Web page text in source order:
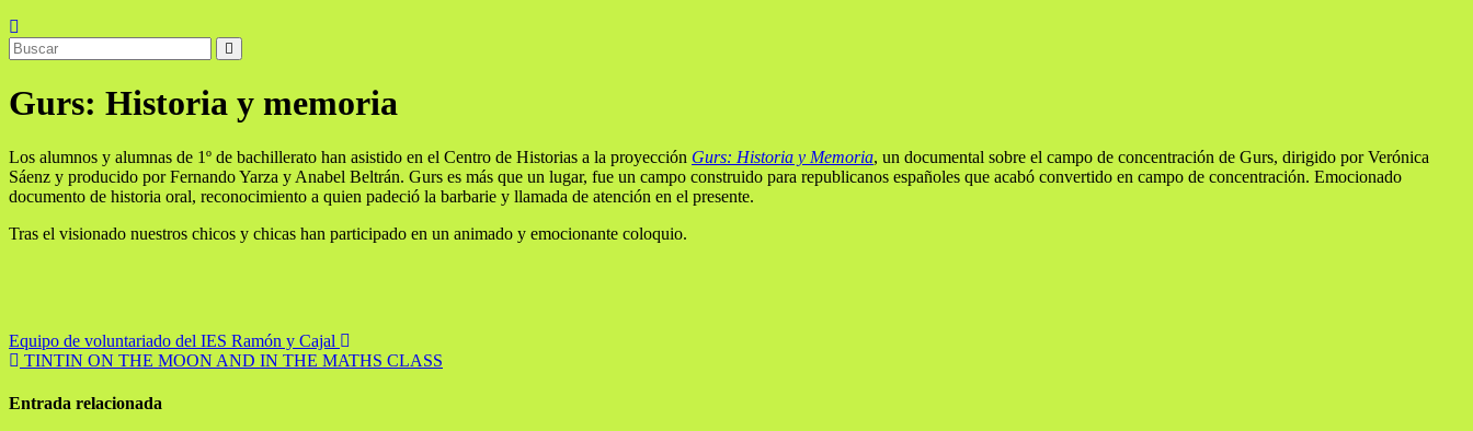
Gurs: Historia y memoria
Los alumnos y alumnas de 1º de bachillerato han asistido en el Centro de Historias a la proyección Gurs: Historia y Memoria, un documental sobre el campo de concentración de Gurs, dirigido por Verónica
Sáenz y producido por Fernando Yarza y Anabel Beltrán. Gurs es más que un lugar, fue un campo construido para republicanos españoles que acabó convertido en campo de concentración. Emocionado
documento de historia oral, reconocimiento a quien padeció la barbarie y llamada de atención en el presente.
Tras el visionado nuestros chicos y chicas han participado en un animado y emocionante coloquio.
Navegación
de
entradas
Equipo de voluntariado del IES Ramón y Cajal
TINTIN ON THE MOON AND IN THE MATHS CLASS
Entrada relacionada